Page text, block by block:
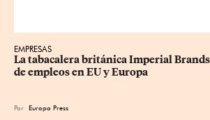
EMPRESAS
La tabacalera británica Imperial
de empleos en EU y Europa
Por Europa Press